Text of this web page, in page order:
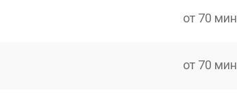
от 70 мин
от 70 мин